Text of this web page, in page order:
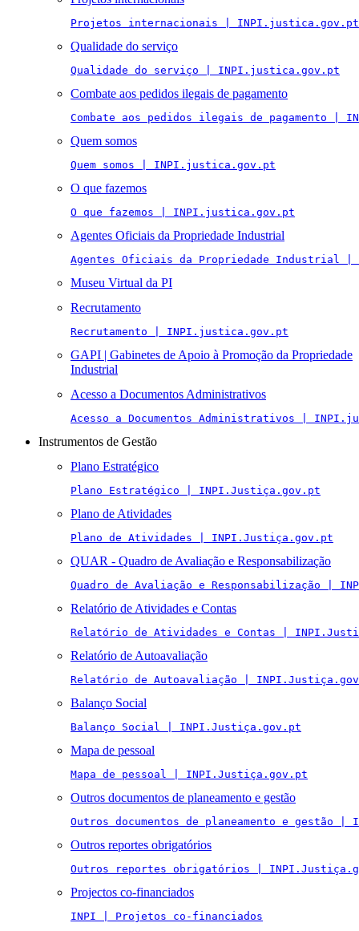
Projetos internacionais | INPI.justica.gov.pt
Qualidade do serviço
Qualidade do serviço | INPI.justica.gov.pt
Combate aos pedidos ilegais de pagamento
Combate aos pedidos ilegais de pagamento |
Quem somos
Quem somos | INPI.justica.gov.pt
O que fazemos
O que fazemos | INPI.justica.gov.pt
Agentes Oficiais da Propriedade Industrial
Agentes Oficiais da Propriedade Industrial
Museu Virtual da PI
Recrutamento
Recrutamento | INPI.justica.gov.pt
GAPI | Gabinetes de Apoio à Promoção da Propriedade
Industrial
Acesso a Documentos Administrativos
Acesso a Documentos Administrativos |
Instrumentos de Gestão
Plano Estratégico
Plano Estratégico | INPI.Justiça.gov.pt
Plano de Atividades
Plano de Atividades | INPI.Justiça.gov.pt
QUAR - Quadro de Avaliação e Responsabilização
Quadro de Avaliação e Responsabilização |
Relatório de Atividades e Contas
Relatório de Atividades e Contas |
Relatório de Autoavaliação
Relatório de Autoavaliação |
Balanço Social
Balanço Social | INPI.Justiça.gov.pt
Mapa de pessoal
Mapa de pessoal | INPI.Justiça.gov.pt
Outros documentos de planeamento e gestão
Outros documentos de planeamento e gestão
Outros reportes obrigatórios
Outros reportes obrigatórios |
Projectos co-financiados
INPI | Projetos co-financiados